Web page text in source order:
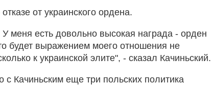
от украинского ордена.
меня есть довольно высокая награда - орден
будет выражением моего отношения не
к украинской элите", - сказал Качиньский.
с Качиньским еще три польских политика